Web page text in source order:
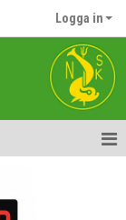
Logga in